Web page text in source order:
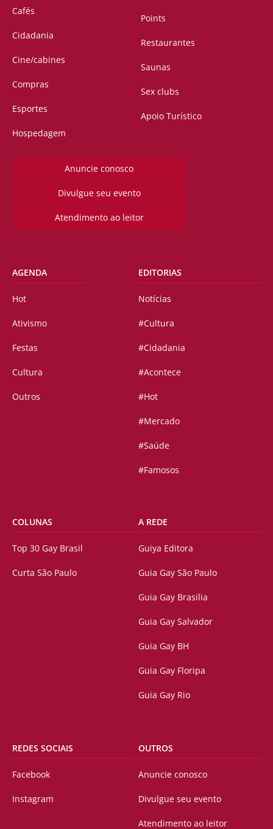
Cafés
Cidadania
Cine/cabines
Compras
Esportes
Hospedagem
Points
Restaurantes
Saunas
Sex clubs
Apoio Turístico
Anuncie conosco
Divulgue seu evento
Atendimento ao leitor
AGENDA
Hot
Ativismo
Festas
Cultura
Outros
EDITORIAS
Notícias
#Cultura
#Cidadania
#Acontece
#Hot
#Mercado
#Saúde
#Famosos
COLUNAS
Top 30 Gay Brasil
Curta São Paulo
A REDE
Guiya Editora
Guia Gay São Paulo
Guia Gay Brasilia
Guia Gay Salvador
Guia Gay BH
Guia Gay Floripa
Guia Gay Rio
REDES SOCIAIS
Facebook
Instagram
OUTROS
Anuncie conosco
Divulgue seu evento
Atendimento ao leitor